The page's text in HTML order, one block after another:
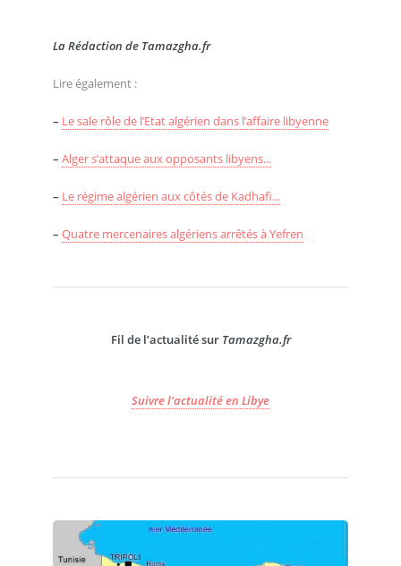
La Rédaction de Tamazgha.fr
Lire également :
– Le sale rôle de l’Etat algérien dans l’affaire libyenne
– Alger s’attaque aux opposants libyens...
– Le régime algérien aux côtés de Kadhafi...
– Quatre mercenaires algériens arrêtés à Yefren
Fil de l’actualité sur Tamazgha.fr
Suivre l’actualité en Libye